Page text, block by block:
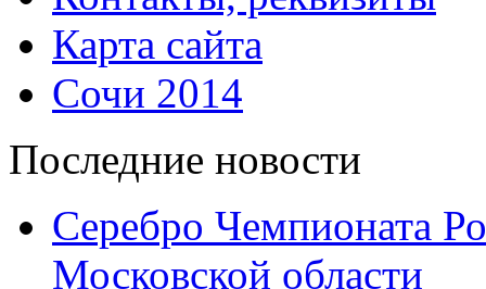
Карта сайта
Сочи 2014
Последние новости
Серебро Чемпионата
Московской области